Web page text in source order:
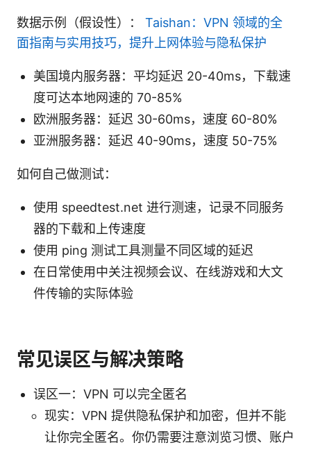
数据示例（假设性）： Taishan：VPN 领域的全
面指南与实用技巧，提升上网体验与隐私保护
美国境内服务器：平均延迟 20-40ms，下载速
度可达本地网速的 70-85%
欧洲服务器：延迟 30-60ms，速度 60-80%
亚洲服务器：延迟 40-90ms，速度 50-75%
如何自己做测试：
使用 speedtest.net 进行测速，记录不同服务
器的下载和上传速度
使用 ping 测试工具测量不同区域的延迟
在日常使用中关注视频会议、在线游戏和大文
件传输的实际体验
常见误区与解决策略
误区一：VPN 可以完全匿名
现实：VPN 提供隐私保护和加密，但并不能
让你完全匿名。你仍需要注意浏览习惯、账户